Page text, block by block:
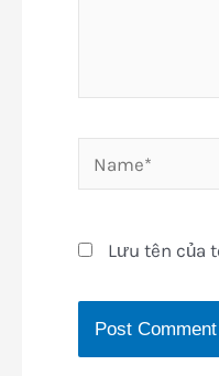
Lưu tên của